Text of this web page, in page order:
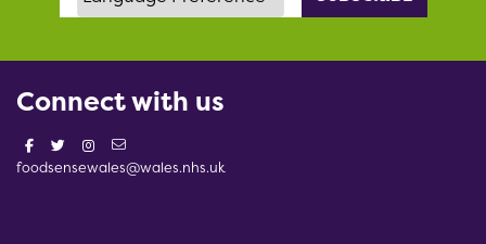
Connect with us
foodsensewales@wales.nhs.uk